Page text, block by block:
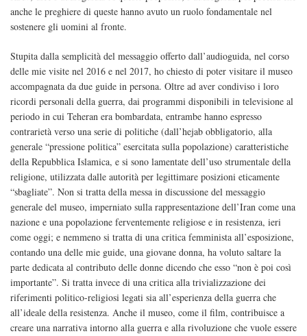
anche le preghiere di queste hanno avuto un ruolo fondamentale nel
sostenere gli uomini al fronte.
Stupita dalla semplicità del messaggio offerto dall’audioguida, nel corso
delle mie visite nel 2016 e nel 2017, ho chiesto di poter visitare il museo
accompagnata da due guide in persona. Oltre ad aver condiviso i loro
ricordi personali della guerra, dai programmi disponibili in televisione al
periodo in cui Teheran era bombardata, entrambe hanno espresso
contrarietà verso una serie di politiche (dall’hejab obbligatorio, alla
generale “pressione politica” esercitata sulla popolazione) caratteristiche
della Repubblica Islamica, e si sono lamentate dell’uso strumentale della
religione, utilizzata dalle autorità per legittimare posizioni eticamente
“sbagliate”. Non si tratta della messa in discussione del messaggio
generale del museo, imperniato sulla rappresentazione dell’Iran come una
nazione e una popolazione ferventemente religiose e in resistenza, ieri
come oggi; e nemmeno si tratta di una critica femminista all’esposizione,
contando una delle mie guide, una giovane donna, ha voluto saltare la
parte dedicata al contributo delle donne dicendo che esso “non è poi così
importante”. Si tratta invece di una critica alla trivializzazione dei
riferimenti politico-religiosi legati sia all’esperienza della guerra che
all’ideale della resistenza. Anche il museo, come il film, contribuisce a
creare una narrativa intorno alla guerra e alla rivoluzione che vuole essere